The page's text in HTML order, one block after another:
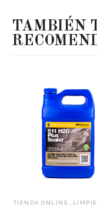
TAMBIÉN
.TIENDA ONLINE. LIMPIEZA Y